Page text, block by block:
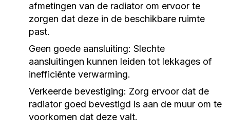
afmetingen van de radiator om ervoor te
zorgen dat deze in de beschikbare ruimte
past.
Geen goede aansluiting: Slechte
aansluitingen kunnen leiden tot lekkages of
inefficiënte verwarming.
Verkeerde bevestiging: Zorg ervoor dat de
radiator goed bevestigd is aan de muur om te
voorkomen dat deze valt.